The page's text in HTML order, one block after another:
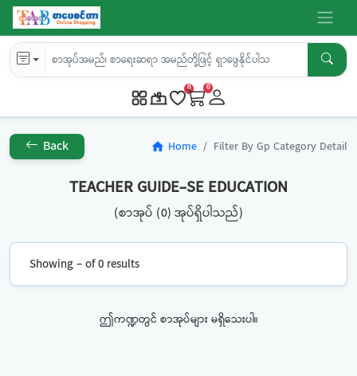
0 0
Back home Home Filter By Gp Category Detail
TEACHER GUIDE-SE EDUCATION
(စာအုပ် (0) အုပ်ရှိပါသည်)
Showing – of 0 results
ဤကဏ္ဍတွင် စာအုပ်များ မရှိသေးပါ။